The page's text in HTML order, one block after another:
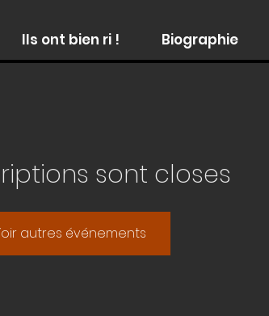
Ils ont bien ri ! Biographie
sont closes
autres événements